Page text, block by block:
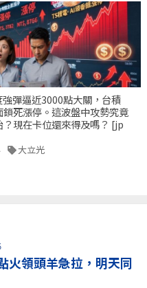
彈逼近3000點大關，台積
死漲停。這波盤中攻勢究竟
現在卡位還來得及嗎？ [jp
大立光
火領頭羊急拉，明天同